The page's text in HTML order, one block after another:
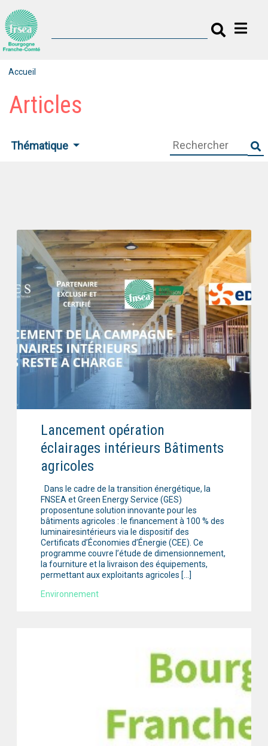
Accueil
Articles
Thématique
Lancement opération
éclairages intérieurs Bâtiments
agricoles
Dans le cadre de la transition énergétique, la
FNSEA et Green Energy Service (GES)
proposentune solution innovante pour les
bâtiments agricoles : le financement à 100 % des
luminairesintérieurs via le dispositif des
Certificats d’Économies d’Énergie (CEE). Ce
programme couvre l’étude de dimensionnement,
la fourniture et la livraison des équipements,
permettant aux exploitants agricoles […]
Environnement